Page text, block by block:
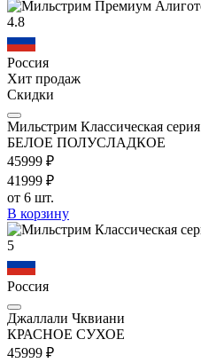
4.8
Россия
Хит продаж
Скидки
Мильстрим Классическая серия
БЕЛОЕ ПОЛУСЛАДКОЕ
45999 ₽
41999 ₽
от 6 шт.
В корзину
5
Россия
Джаллали Чквиани
КРАСНОЕ СУХОЕ
45999 ₽